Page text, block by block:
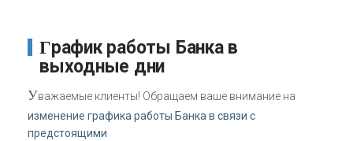
График работы Банка в
выходные дни
Уважаемые клиенты! Обращаем ваше внимание на
изменение графика работы Банка в связи с
предстоящими